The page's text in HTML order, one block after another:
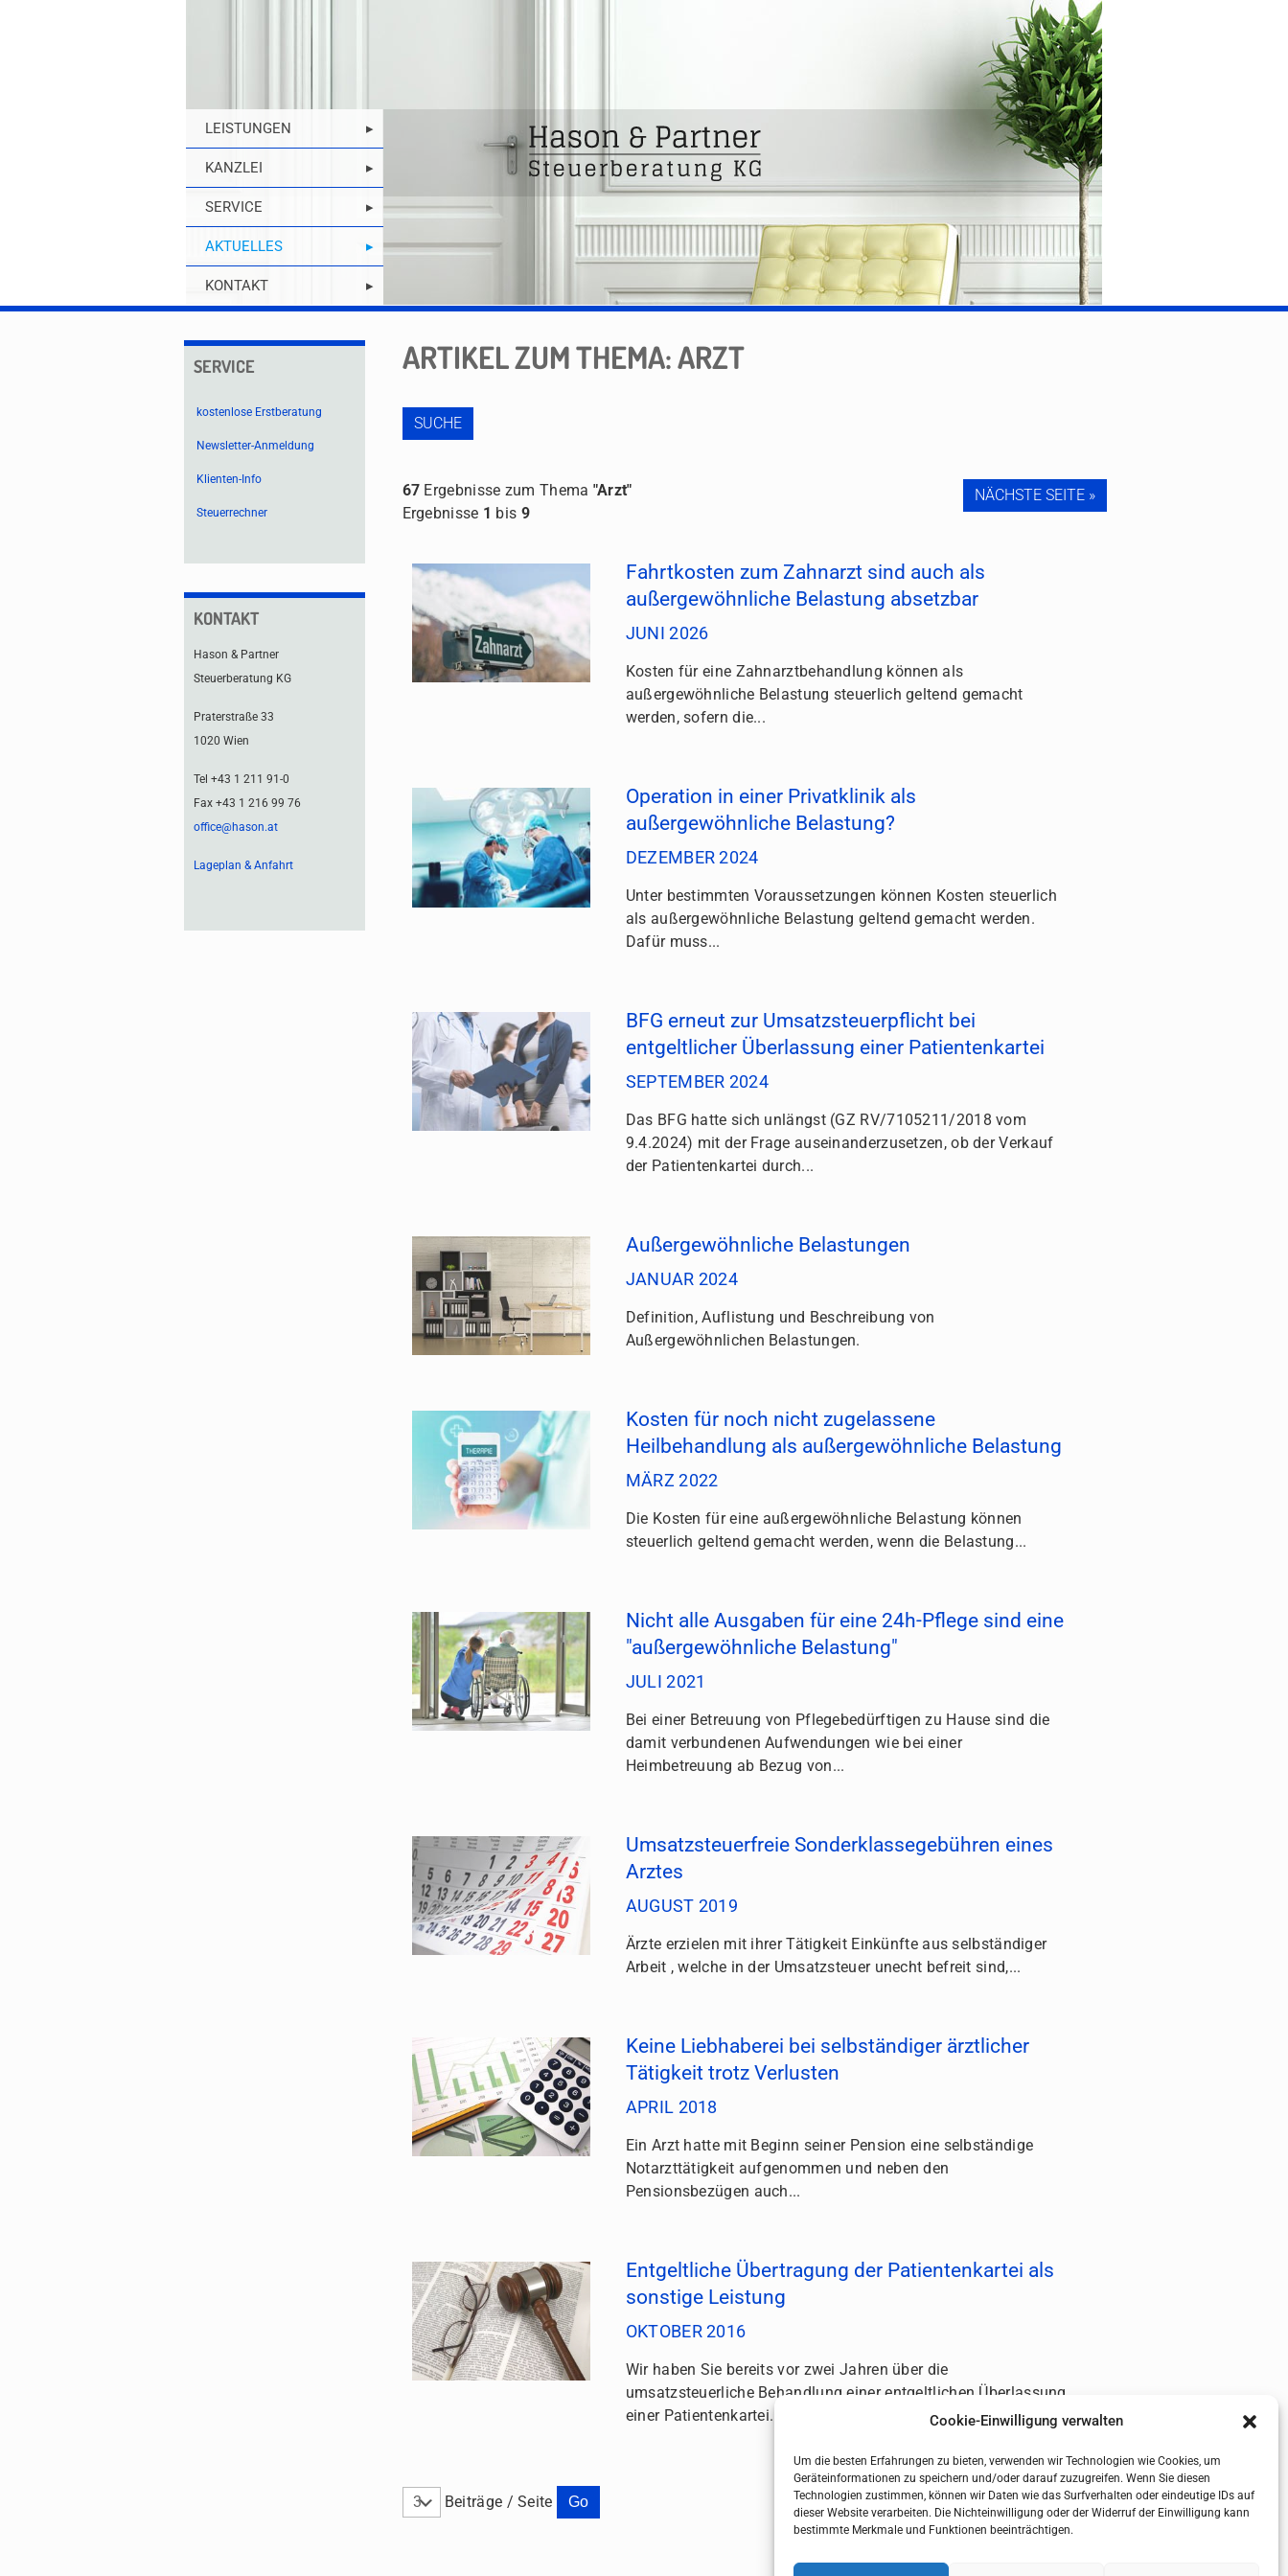
Cookie-Einwilligung verwalten
Um die besten Erfahrungen zu bieten, verwenden wir Technologien wie Cookies, um
Geräteinformationen zu speichern und/oder darauf zuzugreifen. Wenn Sie diesen
Technologien zustimmen, können wir Daten wie das Surfverhalten oder eindeutige IDs auf
dieser Website verarbeiten. Die Nichteinwilligung oder der Widerruf der Einwilligung kann
bestimmte Merkmale und Funktionen beeinträchtigen.
LEISTUNGEN
KANZLEI
SERVICE
AKTUELLES
KONTAKT
ARTIKEL ZUM THEMA: ARZT
SUCHE
67 Ergebnisse zum Thema "Arzt"
Ergebnisse 1 bis 9
NÄCHSTE SEITE »
Fahrtkosten zum Zahnarzt sind auch als
außergewöhnliche Belastung absetzbar
JUNI 2026
Kosten für eine Zahnarztbehandlung können als
außergewöhnliche Belastung steuerlich geltend gemacht
werden, sofern die...
Operation in einer Privatklinik als
außergewöhnliche Belastung?
DEZEMBER 2024
Unter bestimmten Voraussetzungen können Kosten steuerlich
als außergewöhnliche Belastung geltend gemacht werden.
Dafür muss...
BFG erneut zur Umsatzsteuerpflicht bei
entgeltlicher Überlassung einer Patientenkartei
SEPTEMBER 2024
Das BFG hatte sich unlängst (GZ RV/7105211/2018 vom
9.4.2024) mit der Frage auseinanderzusetzen, ob der Verkauf
der Patientenkartei durch...
Außergewöhnliche Belastungen
JANUAR 2024
Definition, Auflistung und Beschreibung von
Außergewöhnlichen Belastungen.
Kosten für noch nicht zugelassene
Heilbehandlung als außergewöhnliche Belastung
MÄRZ 2022
Die Kosten für eine außergewöhnliche Belastung können
steuerlich geltend gemacht werden, wenn die Belastung...
Nicht alle Ausgaben für eine 24h-Pflege sind eine
"außergewöhnliche Belastung"
JULI 2021
Bei einer Betreuung von Pflegebedürftigen zu Hause sind die
damit verbundenen Aufwendungen wie bei einer
Heimbetreuung ab Bezug von...
Umsatzsteuerfreie Sonderklassegebühren eines
Arztes
AUGUST 2019
Ärzte erzielen mit ihrer Tätigkeit Einkünfte aus selbständiger
Arbeit , welche in der Umsatzsteuer unecht befreit sind,...
Keine Liebhaberei bei selbständiger ärztlicher
Tätigkeit trotz Verlusten
APRIL 2018
Ein Arzt hatte mit Beginn seiner Pension eine selbständige
Notarzttätigkeit aufgenommen und neben den
Pensionsbezügen auch...
Entgeltliche Übertragung der Patientenkartei als
sonstige Leistung
OKTOBER 2016
Wir haben Sie bereits vor zwei Jahren über die
umsatzsteuerliche Behandlung einer entgeltlichen Überlassung
einer Patientenkartei...
Beiträge / Seite KURZTEXT AUSBLENDEN
SERVICE
kostenlose Erstberatung
Newsletter-Anmeldung
Klienten-Info
Steuerrechner
KONTAKT
Hason & Partner
Steuerberatung KG
Praterstraße 33
1020 Wien
Tel +43 1 211 91-0
Fax +43 1 216 99 76
office@hason.at
Lageplan & Anfahrt